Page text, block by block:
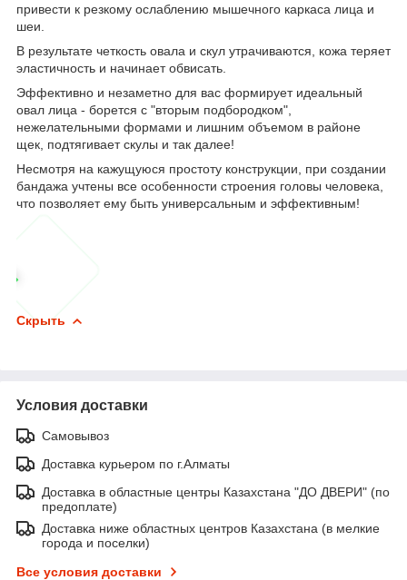
привести к резкому ослаблению мышечного каркаса лица и
шеи.
В результате четкость овала и скул утрачиваются, кожа теряет
эластичность и начинает обвисать.
Эффективно и незаметно для вас формирует идеальный
овал лица - борется с "вторым подбородком",
нежелательными формами и лишним объемом в районе
щек, подтягивает скулы и так далее!
Несмотря на кажущуюся простоту конструкции, при создании
бандажа учтены все особенности строения головы человека,
что позволяет ему быть универсальным и эффективным!
Скрыть
Условия доставки
Самовывоз
Доставка курьером по г.Алматы
Доставка в областные центры Казахстана "ДО ДВЕРИ" (по
предоплате)
Доставка ниже областных центров Казахстана (в мелкие
города и поселки)
Все условия доставки